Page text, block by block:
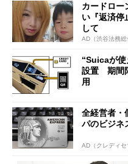
カードロー
い『返済停
して
AD（渋谷法務総
“Suicaが使
設置 期間
用
全経営者・
パのビジネ
AD（クレディセ